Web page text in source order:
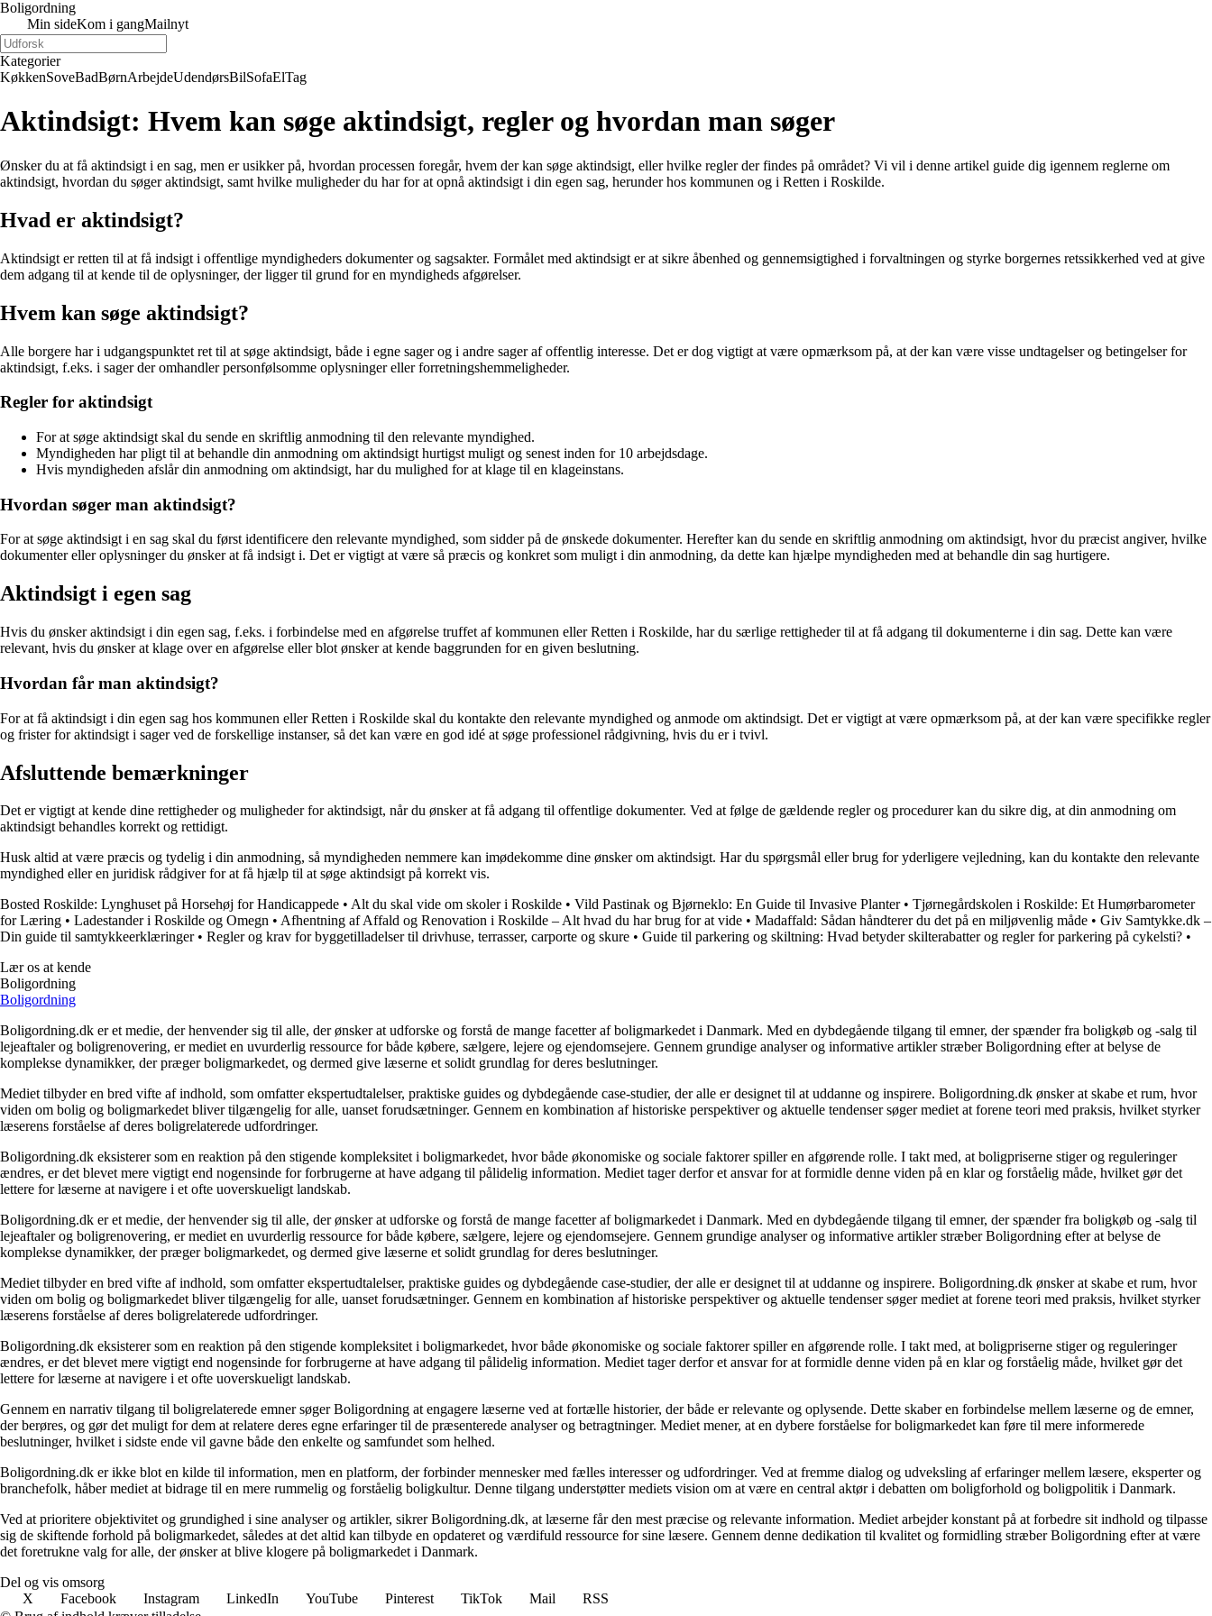
Boligordning
Min sideKom i gangMailnyt
Kategorier
KøkkenSoveBadBørnArbejdeUdendørsBilSofaElTag
Aktindsigt: Hvem kan søge aktindsigt, regler og hvordan man søger
Ønsker du at få aktindsigt i en sag, men er usikker på, hvordan processen foregår, hvem der kan søge aktindsigt, eller hvilke regler der findes på området? Vi vil i denne artikel guide dig igennem reglerne om
aktindsigt, hvordan du søger aktindsigt, samt hvilke muligheder du har for at opnå aktindsigt i din egen sag, herunder hos kommunen og i Retten i Roskilde.
Hvad er aktindsigt?
Aktindsigt er retten til at få indsigt i offentlige myndigheders dokumenter og sagsakter. Formålet med aktindsigt er at sikre åbenhed og gennemsigtighed i forvaltningen og styrke borgernes retssikkerhed ved at give
dem adgang til at kende til de oplysninger, der ligger til grund for en myndigheds afgørelser.
Hvem kan søge aktindsigt?
Alle borgere har i udgangspunktet ret til at søge aktindsigt, både i egne sager og i andre sager af offentlig interesse. Det er dog vigtigt at være opmærksom på, at der kan være visse undtagelser og betingelser for
aktindsigt, f.eks. i sager der omhandler personfølsomme oplysninger eller forretningshemmeligheder.
Regler for aktindsigt
For at søge aktindsigt skal du sende en skriftlig anmodning til den relevante myndighed.
Myndigheden har pligt til at behandle din anmodning om aktindsigt hurtigst muligt og senest inden for 10 arbejdsdage.
Hvis myndigheden afslår din anmodning om aktindsigt, har du mulighed for at klage til en klageinstans.
Hvordan søger man aktindsigt?
For at søge aktindsigt i en sag skal du først identificere den relevante myndighed, som sidder på de ønskede dokumenter. Herefter kan du sende en skriftlig anmodning om aktindsigt, hvor du præcist angiver, hvilke
dokumenter eller oplysninger du ønsker at få indsigt i. Det er vigtigt at være så præcis og konkret som muligt i din anmodning, da dette kan hjælpe myndigheden med at behandle din sag hurtigere.
Aktindsigt i egen sag
Hvis du ønsker aktindsigt i din egen sag, f.eks. i forbindelse med en afgørelse truffet af kommunen eller Retten i Roskilde, har du særlige rettigheder til at få adgang til dokumenterne i din sag. Dette kan være
relevant, hvis du ønsker at klage over en afgørelse eller blot ønsker at kende baggrunden for en given beslutning.
Hvordan får man aktindsigt?
For at få aktindsigt i din egen sag hos kommunen eller Retten i Roskilde skal du kontakte den relevante myndighed og anmode om aktindsigt. Det er vigtigt at være opmærksom på, at der kan være specifikke regler
og frister for aktindsigt i sager ved de forskellige instanser, så det kan være en god idé at søge professionel rådgivning, hvis du er i tvivl.
Afsluttende bemærkninger
Det er vigtigt at kende dine rettigheder og muligheder for aktindsigt, når du ønsker at få adgang til offentlige dokumenter. Ved at følge de gældende regler og procedurer kan du sikre dig, at din anmodning om
aktindsigt behandles korrekt og rettidigt.
Husk altid at være præcis og tydelig i din anmodning, så myndigheden nemmere kan imødekomme dine ønsker om aktindsigt. Har du spørgsmål eller brug for yderligere vejledning, kan du kontakte den relevante
myndighed eller en juridisk rådgiver for at få hjælp til at søge aktindsigt på korrekt vis.
Bosted Roskilde: Lynghuset på Horsehøj for Handicappede • Alt du skal vide om skoler i Roskilde • Vild Pastinak og Bjørneklo: En Guide til Invasive Planter• Tjørnegårdskolen i Roskilde: Et Humørbarometer
for Læring • Ladestander i Roskilde og Omegn • Afhentning af Affald og Renovation i Roskilde – Alt hvad du har brug for at vide • Madaffald: Sådan håndterer du det på en miljøvenlig måde • Giv Samtykke.dk –
Din guide til samtykkeerklæringer• Regler og krav for byggetilladelser til drivhuse, terrasser, carporte og skure • Guide til parkering og skiltning: Hvad betyder skilterabatter og regler for parkering på cykelsti? •
Lær os at kende
Boligordning
Boligordning
Boligordning.dk er et medie, der henvender sig til alle, der ønsker at udforske og forstå de mange facetter af boligmarkedet i Danmark. Med en dybdegående tilgang til emner, der spænder fra boligkøb og -salg til
lejeaftaler og boligrenovering, er mediet en uvurderlig ressource for både købere, sælgere, lejere og ejendomsejere. Gennem grundige analyser og informative artikler stræber Boligordning efter at belyse de
komplekse dynamikker, der præger boligmarkedet, og dermed give læserne et solidt grundlag for deres beslutninger.
Mediet tilbyder en bred vifte af indhold, som omfatter ekspertudtalelser, praktiske guides og dybdegående case-studier, der alle er designet til at uddanne og inspirere. Boligordning.dk ønsker at skabe et rum, hvor
viden om bolig og boligmarkedet bliver tilgængelig for alle, uanset forudsætninger. Gennem en kombination af historiske perspektiver og aktuelle tendenser søger mediet at forene teori med praksis, hvilket styrker
læserens forståelse af deres boligrelaterede udfordringer.
Boligordning.dk eksisterer som en reaktion på den stigende kompleksitet i boligmarkedet, hvor både økonomiske og sociale faktorer spiller en afgørende rolle. I takt med, at boligpriserne stiger og reguleringer
ændres, er det blevet mere vigtigt end nogensinde for forbrugerne at have adgang til pålidelig information. Mediet tager derfor et ansvar for at formidle denne viden på en klar og forståelig måde, hvilket gør det
lettere for læserne at navigere i et ofte uoverskueligt landskab.
Boligordning.dk er et medie, der henvender sig til alle, der ønsker at udforske og forstå de mange facetter af boligmarkedet i Danmark. Med en dybdegående tilgang til emner, der spænder fra boligkøb og -salg til
lejeaftaler og boligrenovering, er mediet en uvurderlig ressource for både købere, sælgere, lejere og ejendomsejere. Gennem grundige analyser og informative artikler stræber Boligordning efter at belyse de
komplekse dynamikker, der præger boligmarkedet, og dermed give læserne et solidt grundlag for deres beslutninger.
Mediet tilbyder en bred vifte af indhold, som omfatter ekspertudtalelser, praktiske guides og dybdegående case-studier, der alle er designet til at uddanne og inspirere. Boligordning.dk ønsker at skabe et rum, hvor
viden om bolig og boligmarkedet bliver tilgængelig for alle, uanset forudsætninger. Gennem en kombination af historiske perspektiver og aktuelle tendenser søger mediet at forene teori med praksis, hvilket styrker
læserens forståelse af deres boligrelaterede udfordringer.
Boligordning.dk eksisterer som en reaktion på den stigende kompleksitet i boligmarkedet, hvor både økonomiske og sociale faktorer spiller en afgørende rolle. I takt med, at boligpriserne stiger og reguleringer
ændres, er det blevet mere vigtigt end nogensinde for forbrugerne at have adgang til pålidelig information. Mediet tager derfor et ansvar for at formidle denne viden på en klar og forståelig måde, hvilket gør det
lettere for læserne at navigere i et ofte uoverskueligt landskab.
Gennem en narrativ tilgang til boligrelaterede emner søger Boligordning at engagere læserne ved at fortælle historier, der både er relevante og oplysende. Dette skaber en forbindelse mellem læserne og de emner,
der berøres, og gør det muligt for dem at relatere deres egne erfaringer til de præsenterede analyser og betragtninger. Mediet mener, at en dybere forståelse for boligmarkedet kan føre til mere informerede
beslutninger, hvilket i sidste ende vil gavne både den enkelte og samfundet som helhed.
Boligordning.dk er ikke blot en kilde til information, men en platform, der forbinder mennesker med fælles interesser og udfordringer. Ved at fremme dialog og udveksling af erfaringer mellem læsere, eksperter og
branchefolk, håber mediet at bidrage til en mere rummelig og forståelig boligkultur. Denne tilgang understøtter mediets vision om at være en central aktør i debatten om boligforhold og boligpolitik i Danmark.
Ved at prioritere objektivitet og grundighed i sine analyser og artikler, sikrer Boligordning.dk, at læserne får den mest præcise og relevante information. Mediet arbejder konstant på at forbedre sit indhold og tilpasse
sig de skiftende forhold på boligmarkedet, således at det altid kan tilbyde en opdateret og værdifuld ressource for sine læsere. Gennem denne dedikation til kvalitet og formidling stræber Boligordning efter at være
det foretrukne valg for alle, der ønsker at blive klogere på boligmarkedet i Danmark.
Del og vis omsorg
X
Facebook Instagram LinkedIn YouTube Pinterest TikTok Mail
RSS